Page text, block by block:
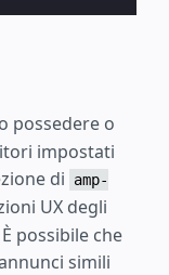
possedere o
impostati
di
amp-
UX degli
possibile che
simili